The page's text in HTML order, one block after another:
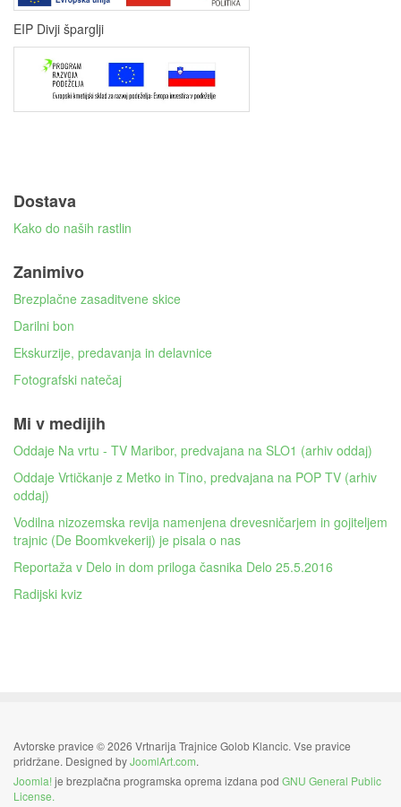
EIP Divji šparglji
Dostava
Kako do naših rastlin
Zanimivo
Brezplačne zasaditvene skice
Darilni bon
Ekskurzije, predavanja in delavnice
Fotografski natečaj
Mi v medijih
Oddaje Na vrtu - TV Maribor, predvajana na SLO1 (arhiv oddaj)
Oddaje Vrtičkanje z Metko in Tino, predvajana na POP TV (arhiv
oddaj)
Vodilna nizozemska revija namenjena drevesničarjem in gojiteljem
trajnic (De Boomkvekerij) je pisala o nas
Reportaža v Delo in dom priloga časnika Delo 25.5.2016
Radijski kviz
Avtorske pravice © 2026 Vrtnarija Trajnice Golob Klancic. Vse pravice
pridržane. Designed byJoomlArt.com.
Joomla! je brezplačna programska oprema izdana pod GNU General Public
License.